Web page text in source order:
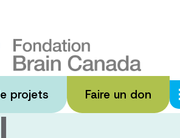
projets Faire un don
Dr.
van Tol